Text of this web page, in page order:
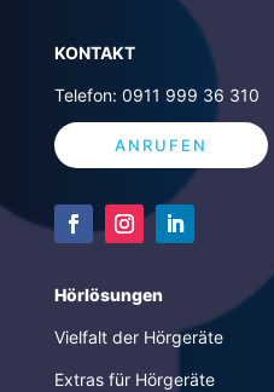
KONTAKT
Telefon: 0911 999 36 310
ANRUFEN
Hörlösungen
Vielfalt der Hörgeräte
Extras für Hörgeräte